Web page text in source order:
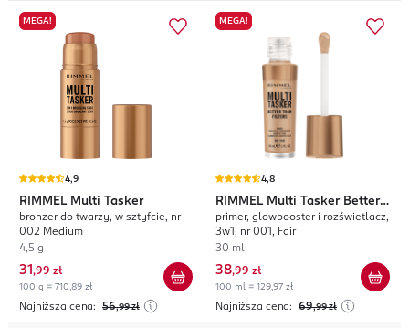
MEGA!
4,9
RIMMEL Multi Tasker
bronzer do twarzy, w sztyfcie, nr
002 Medium
4,5 g
31 ,99 zł
100 g = 710,89 zł
Najniższa cena: 56,99 zł
MEGA!
4,8
RIMMEL Multi Tasker Better
Than Filters
primer, glowbooster i rozświetlacz,
3w1, nr 001, Fair
30 ml
38,99 zł
100 ml = 129,97 zł
Najniższa cena: 69,99 zł